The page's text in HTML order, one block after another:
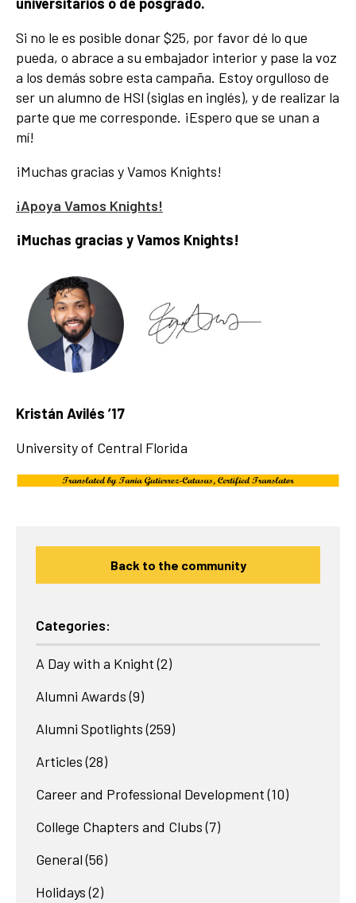
universitarios o de posgrado.
Si no le es posible donar $25, por favor dé lo que
pueda, o abrace a su embajador interior y pase la voz
a los demás sobre esta campaña. Estoy orgulloso de
ser un alumno de HSI (siglas en inglés), y de realizar la
parte que me corresponde. ¡Espero que se unan a
mí!
¡Muchas gracias y Vamos Knights!
¡Apoya Vamos Knights!
¡Muchas gracias y Vamos Knights!
Kristán Avilés ’17
University of Central Florida
Back to the community
Categories:
A Day with a Knight (2)
Alumni Awards (9)
Alumni Spotlights (259)
Articles (28)
Career and Professional Development (10)
College Chapters and Clubs (7)
General (56)
Holidays (2)